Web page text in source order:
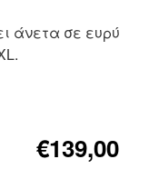
άνετα σε ευρύ
€139,00